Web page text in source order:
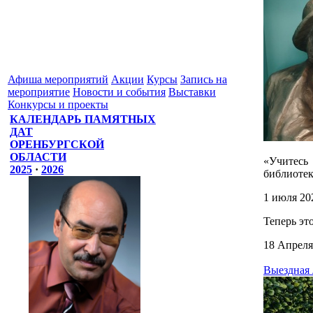
Афиша мероприятий Акции Курсы Запись на
мероприятие Новости и события Выставки
Конкурсы и проекты
КАЛЕНДАРЬ ПАМЯТНЫХ
ДАТ
ОРЕНБУРГСКОЙ
ОБЛАСТИ
2025 · 2026
1 июля
Теперь
18
Выездная